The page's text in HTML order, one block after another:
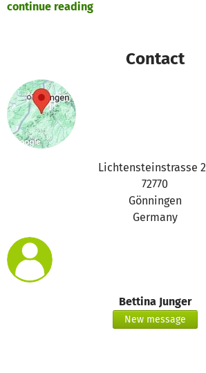
Spender*innen zurückerstattet werden
auf dieses andere Projekt transferiert
https://www.betterplace.org/de/
gegen-hungersnot-in-sued-
Bei Fragen dazu könnt ihr uns gern
support@betterplace.org.
Euer betterplace.org-Team
continue reading
Contact
Lichtensteinstrasse
72770
Gönningen
Germany
Bettina Junger
New message